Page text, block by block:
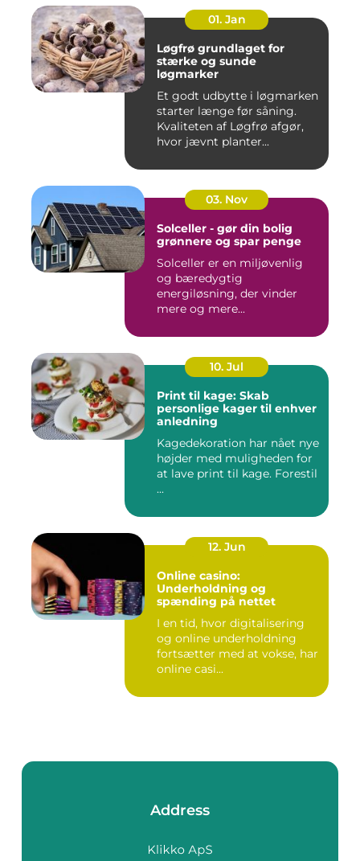
01. Jan
Løgfrø grundlaget for
stærke og sunde
løgmarker
Et godt udbytte i løgmarken
starter længe før såning.
Kvaliteten af Løgfrø afgør,
hvor jævnt planter...
03. Nov
Solceller - gør din bolig
grønnere og spar penge
Solceller er en miljøvenlig
og bæredygtig
energiløsning, der vinder
mere og mere...
10. Jul
Print til kage: Skab
personlige kager til enhver
anledning
Kagedekoration har nået nye
højder med muligheden for
at lave print til kage. Forestil
...
12. Jun
Online casino:
Underholdning og
spænding på nettet
I en tid, hvor digitalisering
og online underholdning
fortsætter med at vokse, har
online casi...
Address